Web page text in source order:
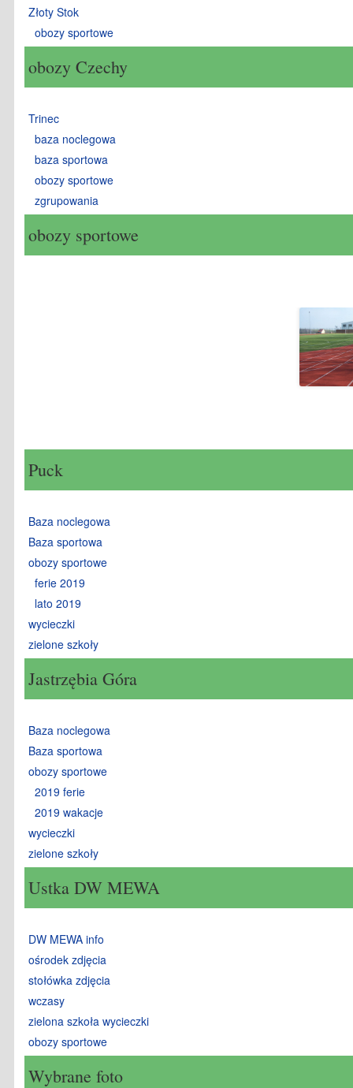
Złoty Stok
obozy sportowe
obozy Czechy
Trinec
baza noclegowa
baza sportowa
obozy sportowe
zgrupowania
obozy sportowe
Puck
Baza noclegowa
Baza sportowa
obozy sportowe
ferie 2019
lato 2019
wycieczki
zielone szkoły
Jastrzębia Góra
Baza noclegowa
Baza sportowa
obozy sportowe
2019 ferie
2019 wakacje
wycieczki
zielone szkoły
Ustka DW MEWA
DW MEWA info
ośrodek zdjęcia
stołówka zdjęcia
wczasy
zielona szkoła wycieczki
obozy sportowe
Wybrane foto